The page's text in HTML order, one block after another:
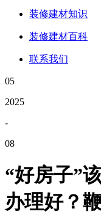
装修建材知识
装修建材百科
联系我们
05
2025
-
08
“好房子”
办理好？